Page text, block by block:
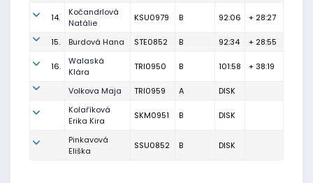
14.
Kočandrlová
Natálie
KSU0979 B 92:06 + 28:27
15. Burdová Hana STE0852 B 92:34 + 28:55
16.
Walaská
Klára
TRI0950 B 101:58 + 38:19
Volkova Maja TRI0959 A
DISK
Kolaříková
Erika Kira
SKM0951 B DISK
Pinkavová
Eliška
SSU0852 B DISK